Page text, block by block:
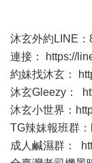
沐玄外約LINE：
連接：
https://
約妹找沐玄：
沐玄Gleezy：
沐玄小世界：
TG辣妹報班群：
成人鹹濕群：